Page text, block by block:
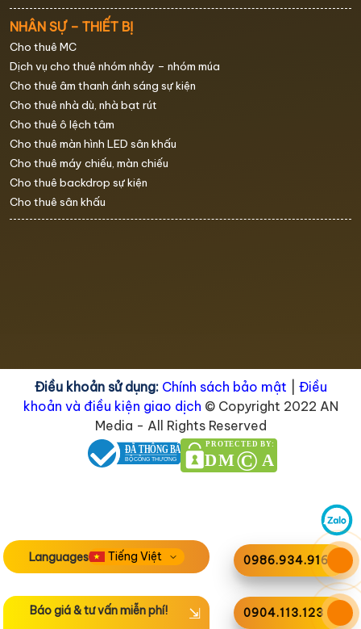
0986.934.916
0904.113.123
NHÂN SỰ – THIẾT BỊ
Cho thuê MC
Dịch vụ cho thuê nhóm nhảy – nhóm múa
Cho thuê âm thanh ánh sáng sự kiện
Cho thuê nhà dù, nhà bạt rút
Cho thuê ô lệch tâm
Cho thuê màn hình LED sân khấu
Cho thuê máy chiếu, màn chiếu
Cho thuê backdrop sự kiện
Cho thuê sân khấu
Điều khoản sử dụng: Chính sách bảo mật
Điều
khoản và điều kiện giao dịch © Copyright 2022 AN
Media - All Rights Reserved
ĐÃ THÔNG BÁO
BỘ CÔNG THƯƠNG
PROTECTED BY:
DM© A
Languages
Báo giá & tư vấn miễn phí!